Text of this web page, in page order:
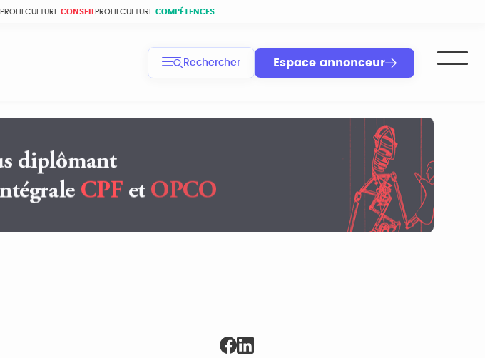
PROFILCULTURE CONSEIL PROFILCULTURE COMPÉTENCES
Rechercher Espace annonceur